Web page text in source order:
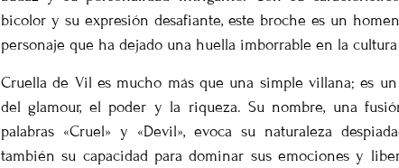
bicolor y su expresión desafiante, este broche es un
personaje que ha dejado una huella imborrable en la cultura
Cruella de Vil es mucho más que una simple villana; es
del glamour, el poder y la riqueza. Su nombre, una
palabras «Cruel» y «Devil», evoca su naturaleza
también su capacidad para dominar sus emociones y